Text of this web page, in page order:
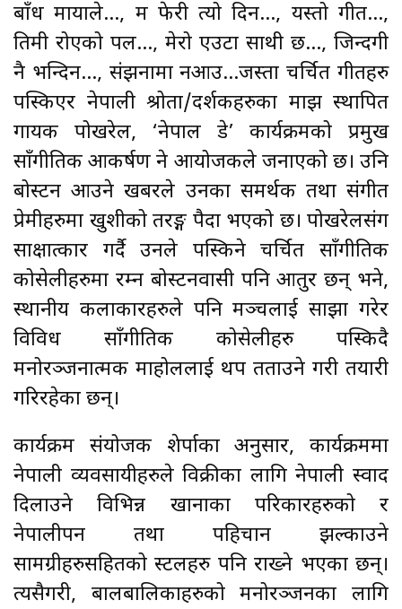
बाँध मायाले…, म फेरी त्यो दिन…, यस्तो गीत…,
तिमी रोएको पल…, मेरो एउटा साथी छ…, जिन्दगी
नै भन्दिन…, संझनामा नआउ…जस्ता चर्चित गीतहरु
पस्किएर नेपाली श्रोता/दर्शकहरुका माझ स्थापित
गायक पोखरेल, ‘नेपाल डे’ कार्यक्रमको प्रमुख
साँगीतिक आकर्षण हुने आयोजकले जनाएको छ। उनि
बोस्टन आउने खबरले उनका समर्थक तथा संगीत
प्रेमीहरुमा खुशीको तरङ्ग पैदा भएको छ। पोखरेलसंग
साक्षात्कार गर्दै उनले पस्किने चर्चित साँगीतिक
कोसेलीहरुमा रम्न बोस्टनवासी पनि आतुर छन् भने,
स्थानीय कलाकारहरुले पनि मञ्चलाई साझा गरेर
विविध साँगीतिक कोसेलीहरु पस्किदै
मनोरञ्जनात्मक माहोललाई थप तताउने गरी तयारी
गरिरहेका छन्।
कार्यक्रम संयोजक शेर्पाका अनुसार, कार्यक्रममा
नेपाली व्यवसायीहरुले विक्रीका लागि नेपाली स्वाद
दिलाउने विभिन्न खानाका परिकारहरुको र
नेपालीपन तथा पहिचान झल्काउने
सामग्रीहरुसहितको स्टलहरु पनि राख्ने भएका छन्।
त्यसैगरी, बालबालिकाहरुको मनोरञ्जनका लागि